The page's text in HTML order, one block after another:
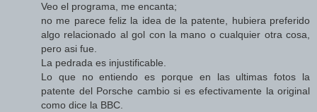
Veo el programa, me encanta;
no me parece feliz la idea de la patente, hubiera preferido
algo relacionado al gol con la mano o cualquier otra cosa,
pero asi fue.
La pedrada es injustificable.
Lo que no entiendo es porque en las ultimas fotos la
patente del Porsche cambio si es efectivamente la original
como dice la BBC.